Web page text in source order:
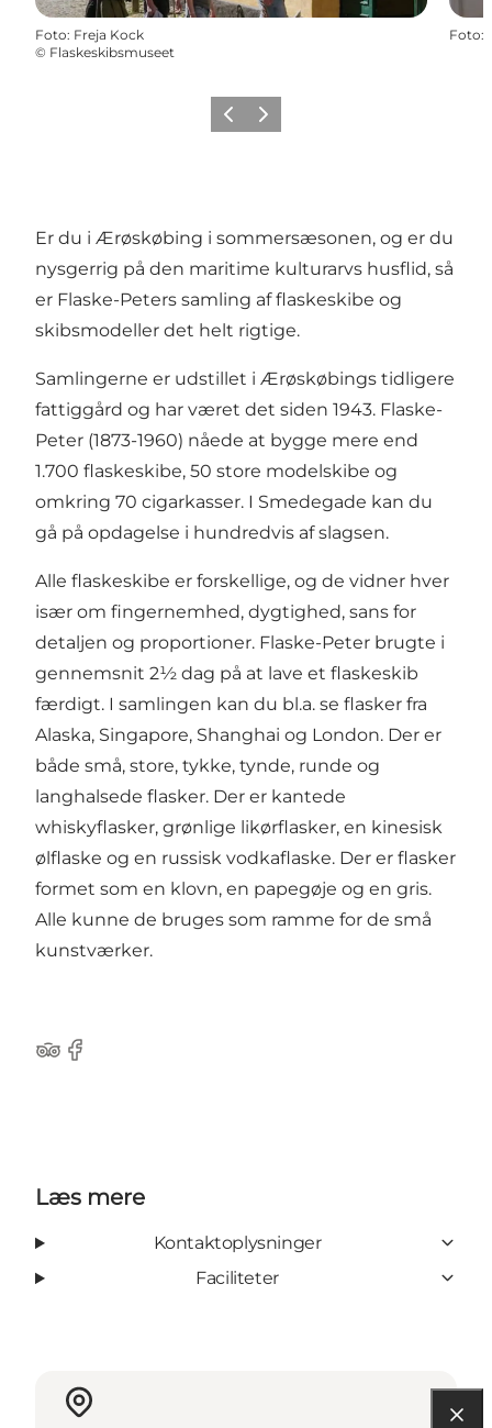
Foto: Freja Kock
© Flaskeskibsmuseet
Foto:
ForrigeNæste
Er du i Ærøskøbing i sommersæsonen, og er du
nysgerrig på den maritime kulturarvs husflid, så
er Flaske-Peters samling af flaskeskibe og
skibsmodeller det helt rigtige.
Samlingerne er udstillet i Ærøskøbings tidligere
fattiggård og har været det siden 1943. Flaske-
Peter (1873-1960) nåede at bygge mere end
1.700 flaskeskibe, 50 store modelskibe og
omkring 70 cigarkasser. I Smedegade kan du
gå på opdagelse i hundredvis af slagsen.
Alle flaskeskibe er forskellige, og de vidner hver
især om fingernemhed, dygtighed, sans for
detaljen og proportioner. Flaske-Peter brugte i
gennemsnit 2½ dag på at lave et flaskeskib
færdigt. I samlingen kan du bl.a. se flasker fra
Alaska, Singapore, Shanghai og London. Der er
både små, store, tykke, tynde, runde og
langhalsede flasker. Der er kantede
whiskyflasker, grønlige likørflasker, en kinesisk
ølflaske og en russisk vodkaflaske. Der er flasker
formet som en klovn, en papegøje og en gris.
Alle kunne de bruges som ramme for de små
kunstværker.
Tripadvisor
Facebook
Læs mere
Kontaktoplysninger
Faciliteter